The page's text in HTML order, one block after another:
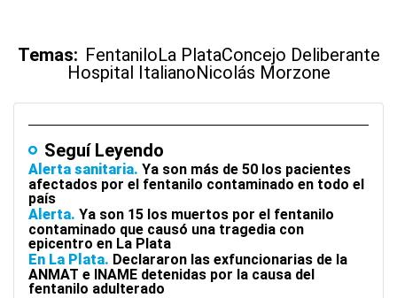
Temas: FentaniloLa PlataConcejo Deliberante
Hospital ItalianoNicolás Morzone
Seguí Leyendo
Alerta sanitaria Ya son más de 50 los pacientes
afectados por el fentanilo contaminado en todo el
país
Alerta Ya son 15 los muertos por el fentanilo
contaminado que causó una tragedia con
epicentro en La Plata
En La Plata Declararon las exfuncionarias de la
ANMAT e INAME detenidas por la causa del
fentanilo adulterado